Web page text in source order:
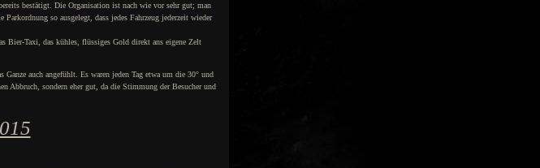
bestätigt. Die Organisation ist nach wie vor sehr gut; man
so ausgelegt, dass jedes Fahrzeug jederzeit wieder
Bier-Taxi, das kühles, flüssiges Gold direkt ans eigene Zelt
auch angefühlt. Es waren jeden Tag etwa um die 30° und
Abbruch, sondern eher gut, da die Stimmung der Besucher und